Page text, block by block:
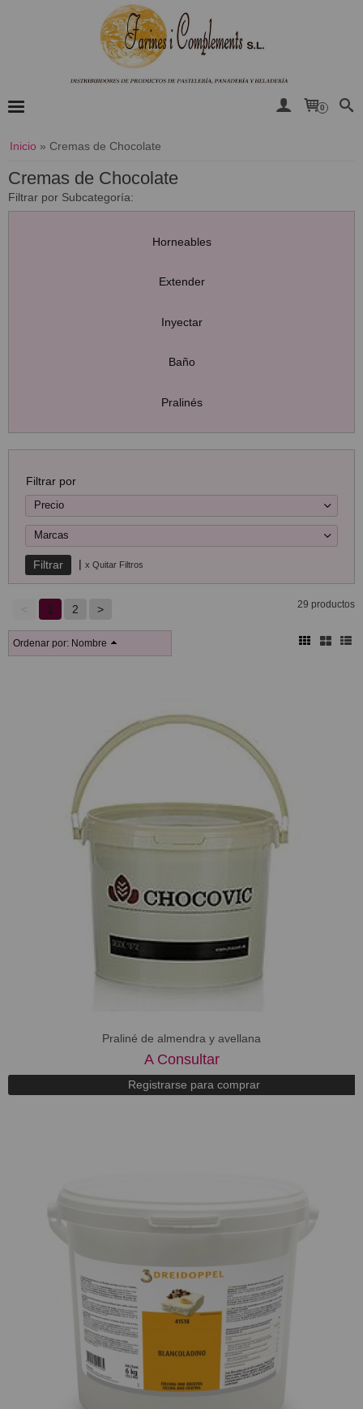
0
Inicio » Cremas de Chocolate
Cremas de Chocolate
Filtrar por Subcategoría:
Horneables
Extender
Inyectar
Baño
Pralinés
Filtrar por
Precio
Marcas
| x Quitar Filtros
1 2 > 29 productos
Ordenar por: Nombre
Praliné de almendra y avellana
A Consultar
Registrarse para comprar